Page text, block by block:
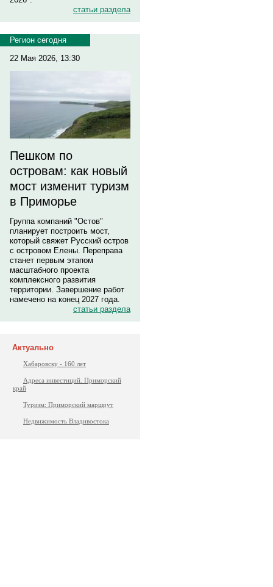
статьи раздела
Регион сегодня
22 Мая 2026, 13:30
Пешком по
островам: как новый
мост изменит туризм
в Приморье
Группа компаний "Остов"
планирует построить мост,
который свяжет Русский остров
с островом Елены. Переправа
станет первым этапом
масштабного проекта
комплексного развития
территории. Завершение работ
намечено на конец 2027 года.
статьи раздела
Актуально
Хабаровску - 160 лет
Адреса инвестиций. Приморский
край
Туризм: Приморский маршрут
Недвижимость Владивостока